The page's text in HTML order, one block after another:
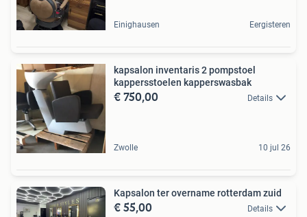
Einighausen Eergisteren
kapsalon inventaris 2 pompstoel
kappersstoelen kapperswasbak
€ 750,00 Details
Zwolle 10 jul 26
Kapsalon ter overname rotterdam zuid
€ 55,00 Details